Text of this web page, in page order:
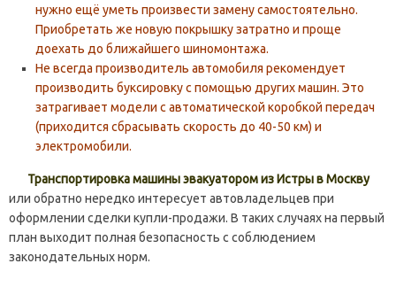
нужно ещё уметь произвести замену самостоятельно.
Приобретать же новую покрышку затратно и проще
доехать до ближайшего шиномонтажа.
Не всегда производитель автомобиля рекомендует
производить буксировку с помощью других машин. Это
затрагивает модели с автоматической коробкой передач
(приходится сбрасывать скорость до 40-50 км) и
электромобили.
Транспортировка машины эвакуатором из Истры в Москву
или обратно нередко интересует автовладельцев при
оформлении сделки купли-продажи. В таких случаях на первый
план выходит полная безопасность с соблюдением
законодательных норм.